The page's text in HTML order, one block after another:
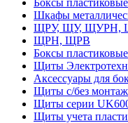
Боксы
Шкафы
ЩРУ, ЩУ, ЩУРН,
ЩРН, ЩРВ
Боксы
Щиты
Аксессуары для
Щиты с/без
Щиты серии
Щиты учета